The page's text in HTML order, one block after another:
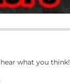
what you think!